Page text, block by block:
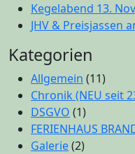
Kegelabend 13.
JHV & Preisjassen
Kategorien
Allgemein (11)
Chronik (NEU seit
DSGVO (1)
FERIENHAUS
Galerie(2)